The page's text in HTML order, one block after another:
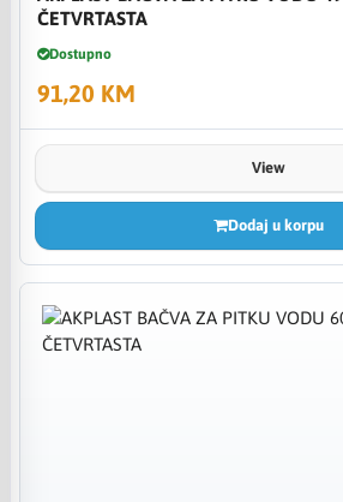
ČETVRTASTA
Dostupno
91,20 KM
View
Dodaj u korpu